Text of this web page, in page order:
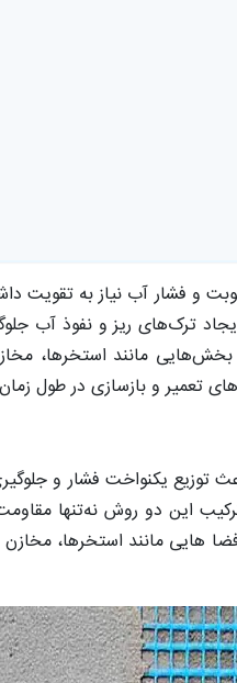
و فشار آب نیاز به تقویت
ایجاد ترک‌های ریز و نفوذ
مانند استخرها،
تعمیر و بازسازی در طول
یکنواخت فشار و
این دو روش نه‌تنها
هایی مانند استخرها،